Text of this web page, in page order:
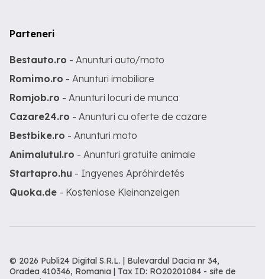
Parteneri
Bestauto.ro - Anunturi auto/moto
Romimo.ro - Anunturi imobiliare
Romjob.ro - Anunturi locuri de munca
Cazare24.ro - Anunturi cu oferte de cazare
Bestbike.ro - Anunturi moto
Animalutul.ro - Anunturi gratuite animale
Startapro.hu - Ingyenes Apróhirdetés
Quoka.de - Kostenlose Kleinanzeigen
© 2026 Publi24 Digital S.R.L. | Bulevardul Dacia nr 34,
Oradea 410346, Romania | Tax ID: RO20201084 - site de